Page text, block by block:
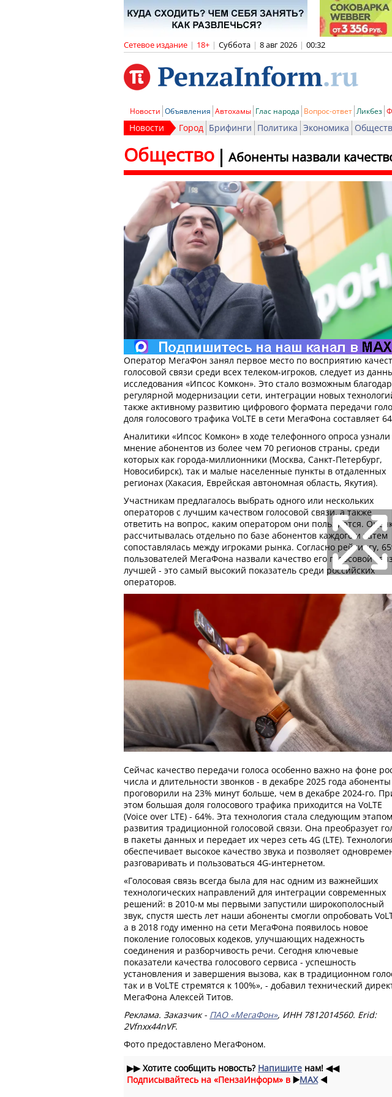
Сетевое издание | 18+ | Суббота | 8 авг 2026 | 00:32
Новости Объявления Автохамы Глас народа Вопрос-ответ Ликбез
Новости Город Брифинги Политика Экономика
Абоненты назвали
Общество
Оператор МегаФон занял первое место по восприятию
голосовой связи среди всех телеком-игроков, следует из
исследования «Ипсос Комкон». Это стало возможным
регулярной модернизации сети, интеграции новых
также активному развитию цифрового формата передачи
доля голосового трафика VoLTE в сети МегаФона составляет
Аналитики «Ипсос Комкон» в ходе телефонного опроса узнали
мнение абонентов из более чем 70 регионов страны, среди
которых как города-миллионники (Москва, Санкт-Петербург,
Новосибирск), так и малые населенные пункты в отдаленных
регионах (Хакасия, Еврейская автономная область, Якутия).
Участникам предлагалось выбрать одного или нескольких
операторов с лучшим качеством голосовой связи, а также
ответить на вопрос, каким оператором они пользуются.
рассчитывалась отдельно по базе абонентов каждого и затем
сопоставлялась между игроками рынка. Согласно рейтингу,
пользователей МегаФона назвали качество его голосовой
лучшей - это самый высокий показатель среди российских
операторов.
Сейчас качество передачи голоса особенно важно на фоне
числа и длительности звонков - в декабре 2025 года абоненты
проговорили на 23% минут больше, чем в декабре 2024-го.
этом большая доля голосового трафика приходится на VoLTE
(Voice over LTE) - 64%. Эта технология стала следующим этапом
развития традиционной голосовой связи. Она преобразует
в пакеты данных и передает их через сеть 4G (LTE).
обеспечивает высокое качество звука и позволяет
разговаривать и пользоваться 4G-интернетом.
«Голосовая связь всегда была для нас одним из важнейших
технологических направлений для интеграции современных
решений: в 2010-м мы первыми запустили широкополосный
звук, спустя шесть лет наши абоненты смогли опробовать
а в 2018 году именно на сети МегаФона появилось новое
поколение голосовых кодеков, улучшающих надежность
соединения и разборчивость речи. Сегодня ключевые
показатели качества голосового сервиса - успешность
установления и завершения вызова, как в традиционном
так и в VoLTE стремятся к 100%», - добавил технический
МегаФона Алексей Титов.
Реклама. Заказчик - ПАО «МегаФон», ИНН 7812014560. Еrid:
2Vfnxx44nVF.
Фото предоставлено МегаФоном.
▶▶Хотите сообщить новость? Напишите нам! ◀◀
Подписывайтесь на «ПензаИнформ» в ▶️MAX ◀️